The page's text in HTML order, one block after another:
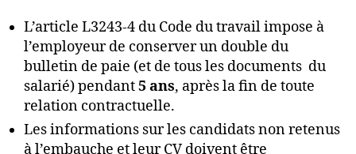
L’article L3243-4 du Code du travail impose à
l’employeur de conserver un double du
bulletin de paie (et de tous les documents du
salarié) pendant5 ans, après la fin de toute
relation contractuelle.
Les informations sur les candidats non retenus
à l’embauche et leur CV doivent être